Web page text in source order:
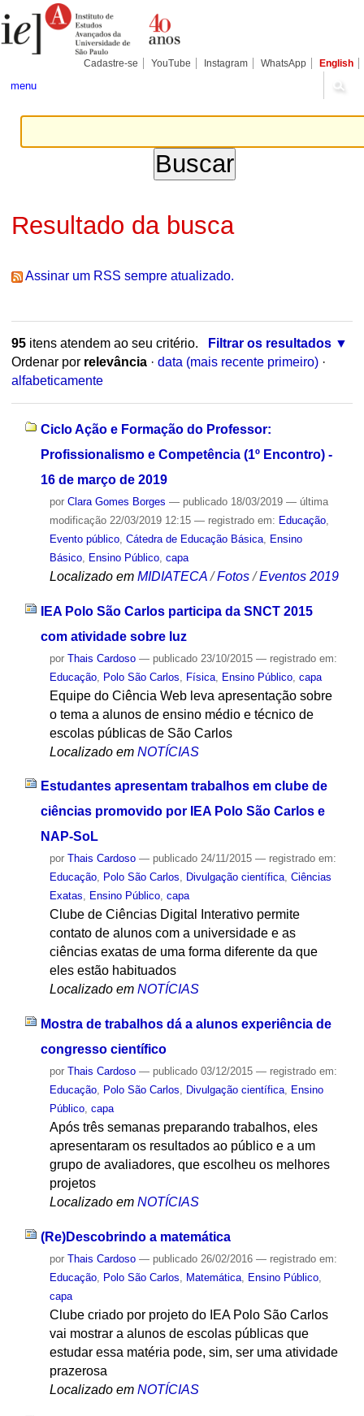
para
conteúdo.
Pessoais
Cadastre-se YouTube Instagram WhatsApp English
menu
Resultado da busca
Assinar um RSS sempre atualizado.
95itens atendem ao seu critério.
Filtrar os resultados
Ordenar por relevância · data (mais recente primeiro) ·
alfabeticamente
Ciclo Ação e Formação do Professor:
Profissionalismo e Competência (1º Encontro) -
16 de março de 2019
por Clara Gomes Borges — publicado18/03/2019 — última
modificação22/03/2019 12:15 — registrado em: Educação,
Evento público, Cátedra de Educação Básica,
Ensino
Básico, Ensino Público, capa
Localizado em MIDIATECA /Fotos /Eventos 2019
IEA Polo São Carlos participa da SNCT 2015
com atividade sobre luz
por Thais Cardoso — publicado23/10/2015 — registrado em:
Educação, Polo São Carlos Física, Ensino Público, capa
Equipe do Ciência Web leva apresentação sobre
o tema a alunos de ensino médio e técnico de
escolas públicas de São Carlos
Localizado em NOTÍCIAS
Estudantes apresentam trabalhos em clube de
ciências promovido por IEA Polo São Carlos e
NAP-SoL
por Thais Cardoso — publicado24/11/2015 — registrado em:
Educação, Polo São Carlos, Divulgação científica, Ciências
Exatas, Ensino Público, capa
Clube de Ciências Digital Interativo permite
contato de alunos com a universidade e as
ciências exatas de uma forma diferente da que
eles estão habituados
Localizado em NOTÍCIAS
Mostra de trabalhos dá a alunos experiência de
congresso científico
por Thais Cardoso — publicado03/12/2015 — registrado em:
Educação, Polo São Carlos, Divulgação científica, Ensino
Público, capa
Após três semanas preparando trabalhos, eles
apresentaram os resultados ao público e a um
grupo de avaliadores, que escolheu os melhores
projetos
Localizado em NOTÍCIAS
(Re)Descobrindo a matemática
por Thais Cardoso — publicado26/02/2016 — registrado em:
Educação, Polo São Carlos Matemática, Ensino Público,
capa
Clube criado por projeto do IEA Polo São Carlos
vai mostrar a alunos de escolas públicas que
estudar essa matéria pode, sim, ser uma atividade
prazerosa
Localizado em NOTÍCIAS